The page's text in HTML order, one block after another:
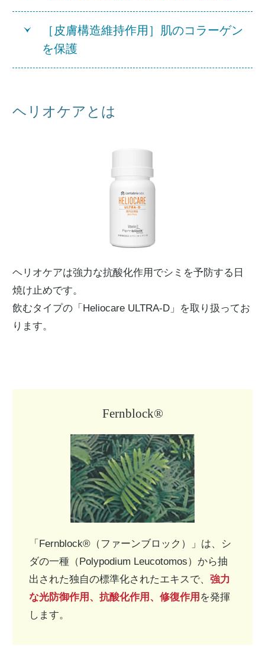
［皮膚構造維持作用］肌のコラーゲン
を保護
ヘリオケアとは
ヘリオケアは強力な抗酸化作用でシミを予防する日
焼け止めです。
飲むタイプの「Heliocare ULTRA-D」を取り扱ってお
ります。
Fernblock®
「Fernblock®（ファーンブロック）」は、シ
ダの一種（Polypodium Leucotomos）から抽
出された独自の標準化されたエキスで、 強力
な光防御作用、抗酸化作用、修復作用 を発揮
します。